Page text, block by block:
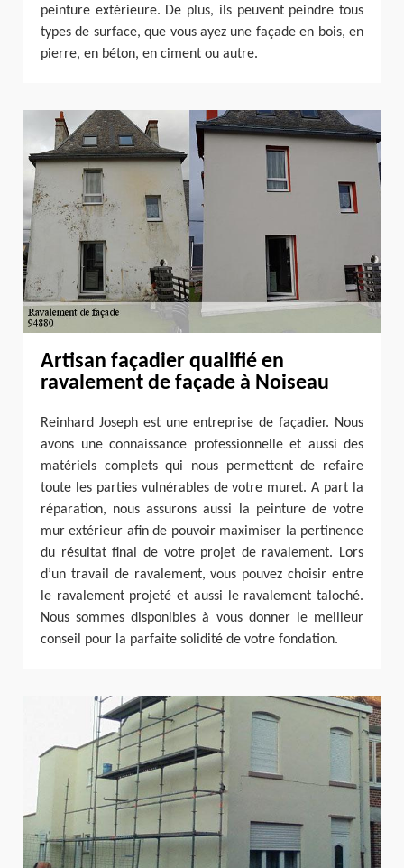
peinture extérieure. De plus, ils peuvent peindre tous
types de surface, que vous ayez une façade en bois, en
pierre, en béton, en ciment ou autre.
Artisan façadier qualifié en
ravalement de façade à Noiseau
Reinhard Joseph est une entreprise de façadier. Nous
avons une connaissance professionnelle et aussi des
matériels complets qui nous permettent de refaire
toute les parties vulnérables de votre muret. A part la
réparation, nous assurons aussi la peinture de votre
mur extérieur afin de pouvoir maximiser la pertinence
du résultat final de votre projet de ravalement. Lors
d’un travail de ravalement, vous pouvez choisir entre
le ravalement projeté et aussi le ravalement taloché.
Nous sommes disponibles à vous donner le meilleur
conseil pour la parfaite solidité de votre fondation.